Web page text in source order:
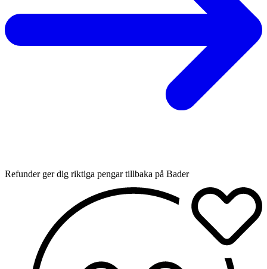
Refunder ger dig riktiga pengar tillbaka på Bader